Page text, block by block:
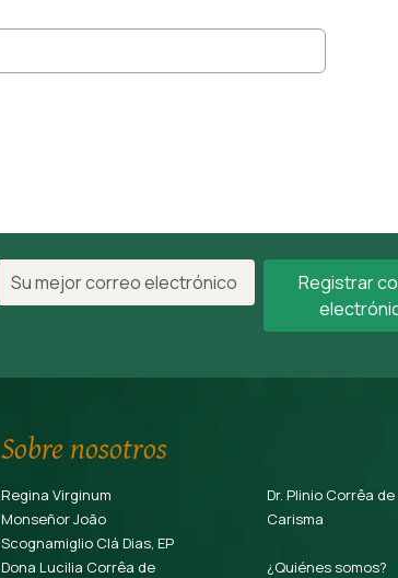
Registrar
Sobre nosotros
Regina Virginum
Dr. Plinio Corrêa
Monseñor João
Scognamiglio Clá Dias, EP
Carisma
Dona Lucilia Corrêa de
¿Quiénes somos?